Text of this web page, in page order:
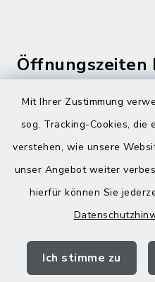
Mit Ihrer Zustimmung
sog. Tracking-Cookies, die
verstehen, wie unsere
unser Angebot weiter
hierfür können Sie
Ich stimme zu
Öffnungszeiten
Montag bis Freitag:
08:00-12:00 Uhr
Donnerstag zusätzlich:
13:00-18:00 Uhr
Landratsamt Mühldorf